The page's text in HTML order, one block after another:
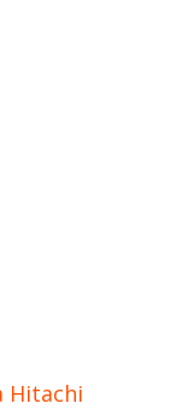
Hitachi